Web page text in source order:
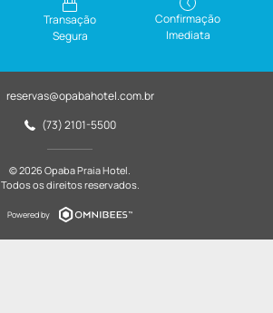
Transação
Segura
Confirmação
Imediata
reservas@opabahotel.com.br
(73) 2101-5500
© 2026 Opaba Praia Hotel.
Todos os direitos reservados.
Powered by